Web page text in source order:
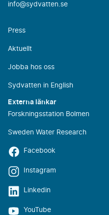
info@sydvatten.se
Press
Aktuellt
Jobba hos oss
Sydvatten in English
Externa länkar
Forskningsstation Bolmen
Sweden Water Research
Facebook
Instagram
Linkedin
YouTube